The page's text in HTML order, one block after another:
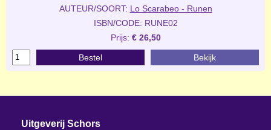
AUTEUR/SOORT: Lo Scarabeo - Runen
ISBN/CODE: RUNE02
Prijs: € 26,50
Bestel Bekijk
Uitgeverij Schors